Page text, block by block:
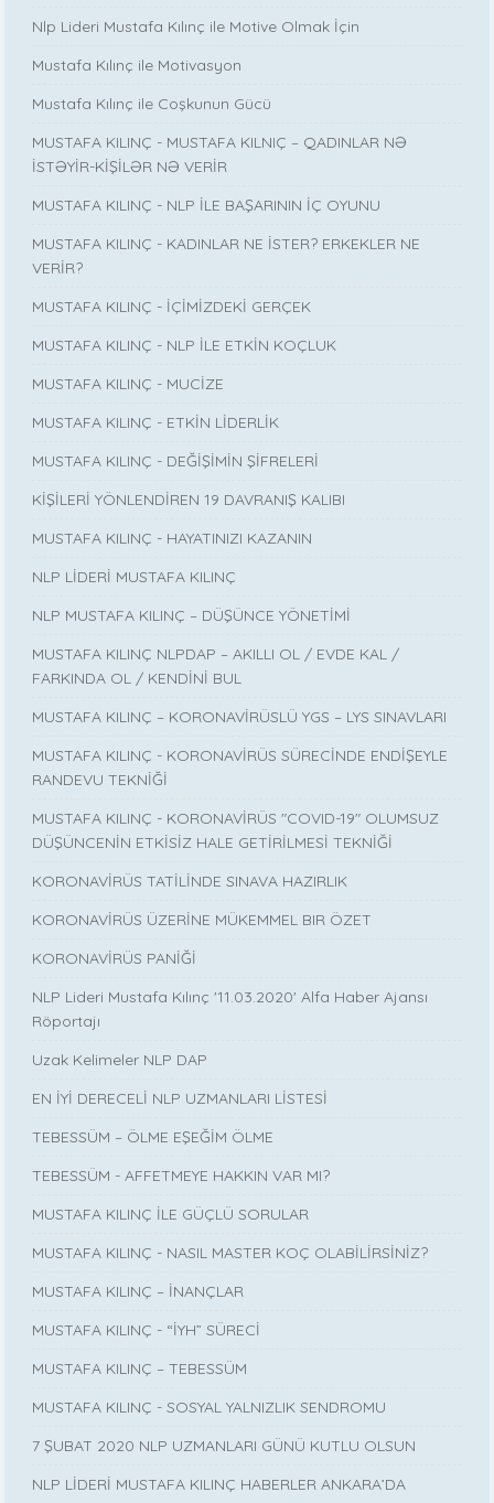
Nlp Lideri Mustafa Kılınç ile Motive Olmak İçin
Mustafa Kılınç ile Motivasyon
Mustafa Kılınç ile Coşkunun Gücü
MUSTAFA KILINÇ - MUSTAFA KILNIÇ – QADINLAR NƏ
İSTƏYİR-KİŞİLƏR NƏ VERİR
MUSTAFA KILINÇ - NLP İLE BAŞARININ İÇ OYUNU
MUSTAFA KILINÇ - KADINLAR NE İSTER? ERKEKLER NE
VERİR?
MUSTAFA KILINÇ - İÇİMİZDEKİ GERÇEK
MUSTAFA KILINÇ - NLP İLE ETKİN KOÇLUK
MUSTAFA KILINÇ - MUCİZE
MUSTAFA KILINÇ - ETKİN LİDERLİK
MUSTAFA KILINÇ - DEĞİŞİMİN ŞİFRELERİ
KİŞİLERİ YÖNLENDİREN 19 DAVRANIŞ KALIBI
MUSTAFA KILINÇ - HAYATINIZI KAZANIN
NLP LİDERİ MUSTAFA KILINÇ
NLP MUSTAFA KILINÇ – DÜŞÜNCE YÖNETİMİ
MUSTAFA KILINÇ NLPDAP – AKILLI OL / EVDE KAL /
FARKINDA OL / KENDİNİ BUL
MUSTAFA KILINÇ – KORONAVİRÜSLÜ YGS – LYS SINAVLARI
MUSTAFA KILINÇ - KORONAVİRÜS SÜRECİNDE ENDİŞEYLE
RANDEVU TEKNİĞİ
MUSTAFA KILINÇ - KORONAVİRÜS "COVID-19" OLUMSUZ
DÜŞÜNCENİN ETKİSİZ HALE GETİRİLMESİ TEKNİĞİ
KORONAVİRÜS TATİLİNDE SINAVA HAZIRLIK
KORONAVİRÜS ÜZERİNE MÜKEMMEL BIR ÖZET
KORONAVİRÜS PANİĞİ
NLP Lideri Mustafa Kılınç '11.03.2020' Alfa Haber Ajansı
Röportajı
Uzak Kelimeler NLP DAP
EN İYİ DERECELİ NLP UZMANLARI LİSTESİ
TEBESSÜM – ÖLME EŞEĞİM ÖLME
TEBESSÜM - AFFETMEYE HAKKIN VAR MI?
MUSTAFA KILINÇ İLE GÜÇLÜ SORULAR
MUSTAFA KILINÇ - NASIL MASTER KOÇ OLABİLİRSİNİZ?
MUSTAFA KILINÇ – İNANÇLAR
MUSTAFA KILINÇ - “İYH” SÜRECİ
MUSTAFA KILINÇ – TEBESSÜM
MUSTAFA KILINÇ - SOSYAL YALNIZLIK SENDROMU
7 ŞUBAT 2020 NLP UZMANLARI GÜNÜ KUTLU OLSUN
NLP LİDERİ MUSTAFA KILINÇ HABERLER ANKARA’DA